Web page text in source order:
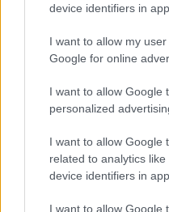
device identifiers in
I want to allow my
Google for online
I want to allow Google
personalized
I want to allow Google
related to analytics
device identifiers in
I want to allow Google
Dieta cervello-friendly:
focus e memoria
FITNESS